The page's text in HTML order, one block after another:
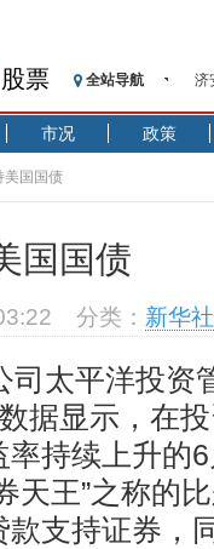
股票 全站导航
济
【
基
市况 政策
美国国债
国国债
分类： 新华
太平洋投资
据显示，在
持续上升的
天王”之称的
支持证券，